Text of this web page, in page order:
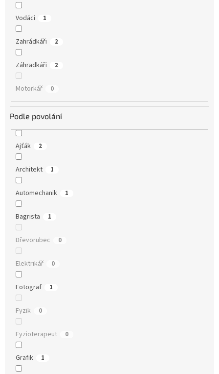
Vodáci 1
Zahrádkáři 2
Záhradkáři 2
Motorkář 0
Podle povolání
Ajťák 2
Architekt 1
Automechanik 1
Bagrista 1
Dřevorubec 0
Elektrikář 0
Fotograf 1
Fyzik 0
Fyzioterapeut 0
Grafik 1